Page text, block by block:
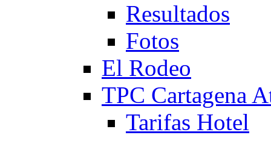
Resultados
Fotos
El Rodeo
TPC Cartagena
Tarifas Hotel